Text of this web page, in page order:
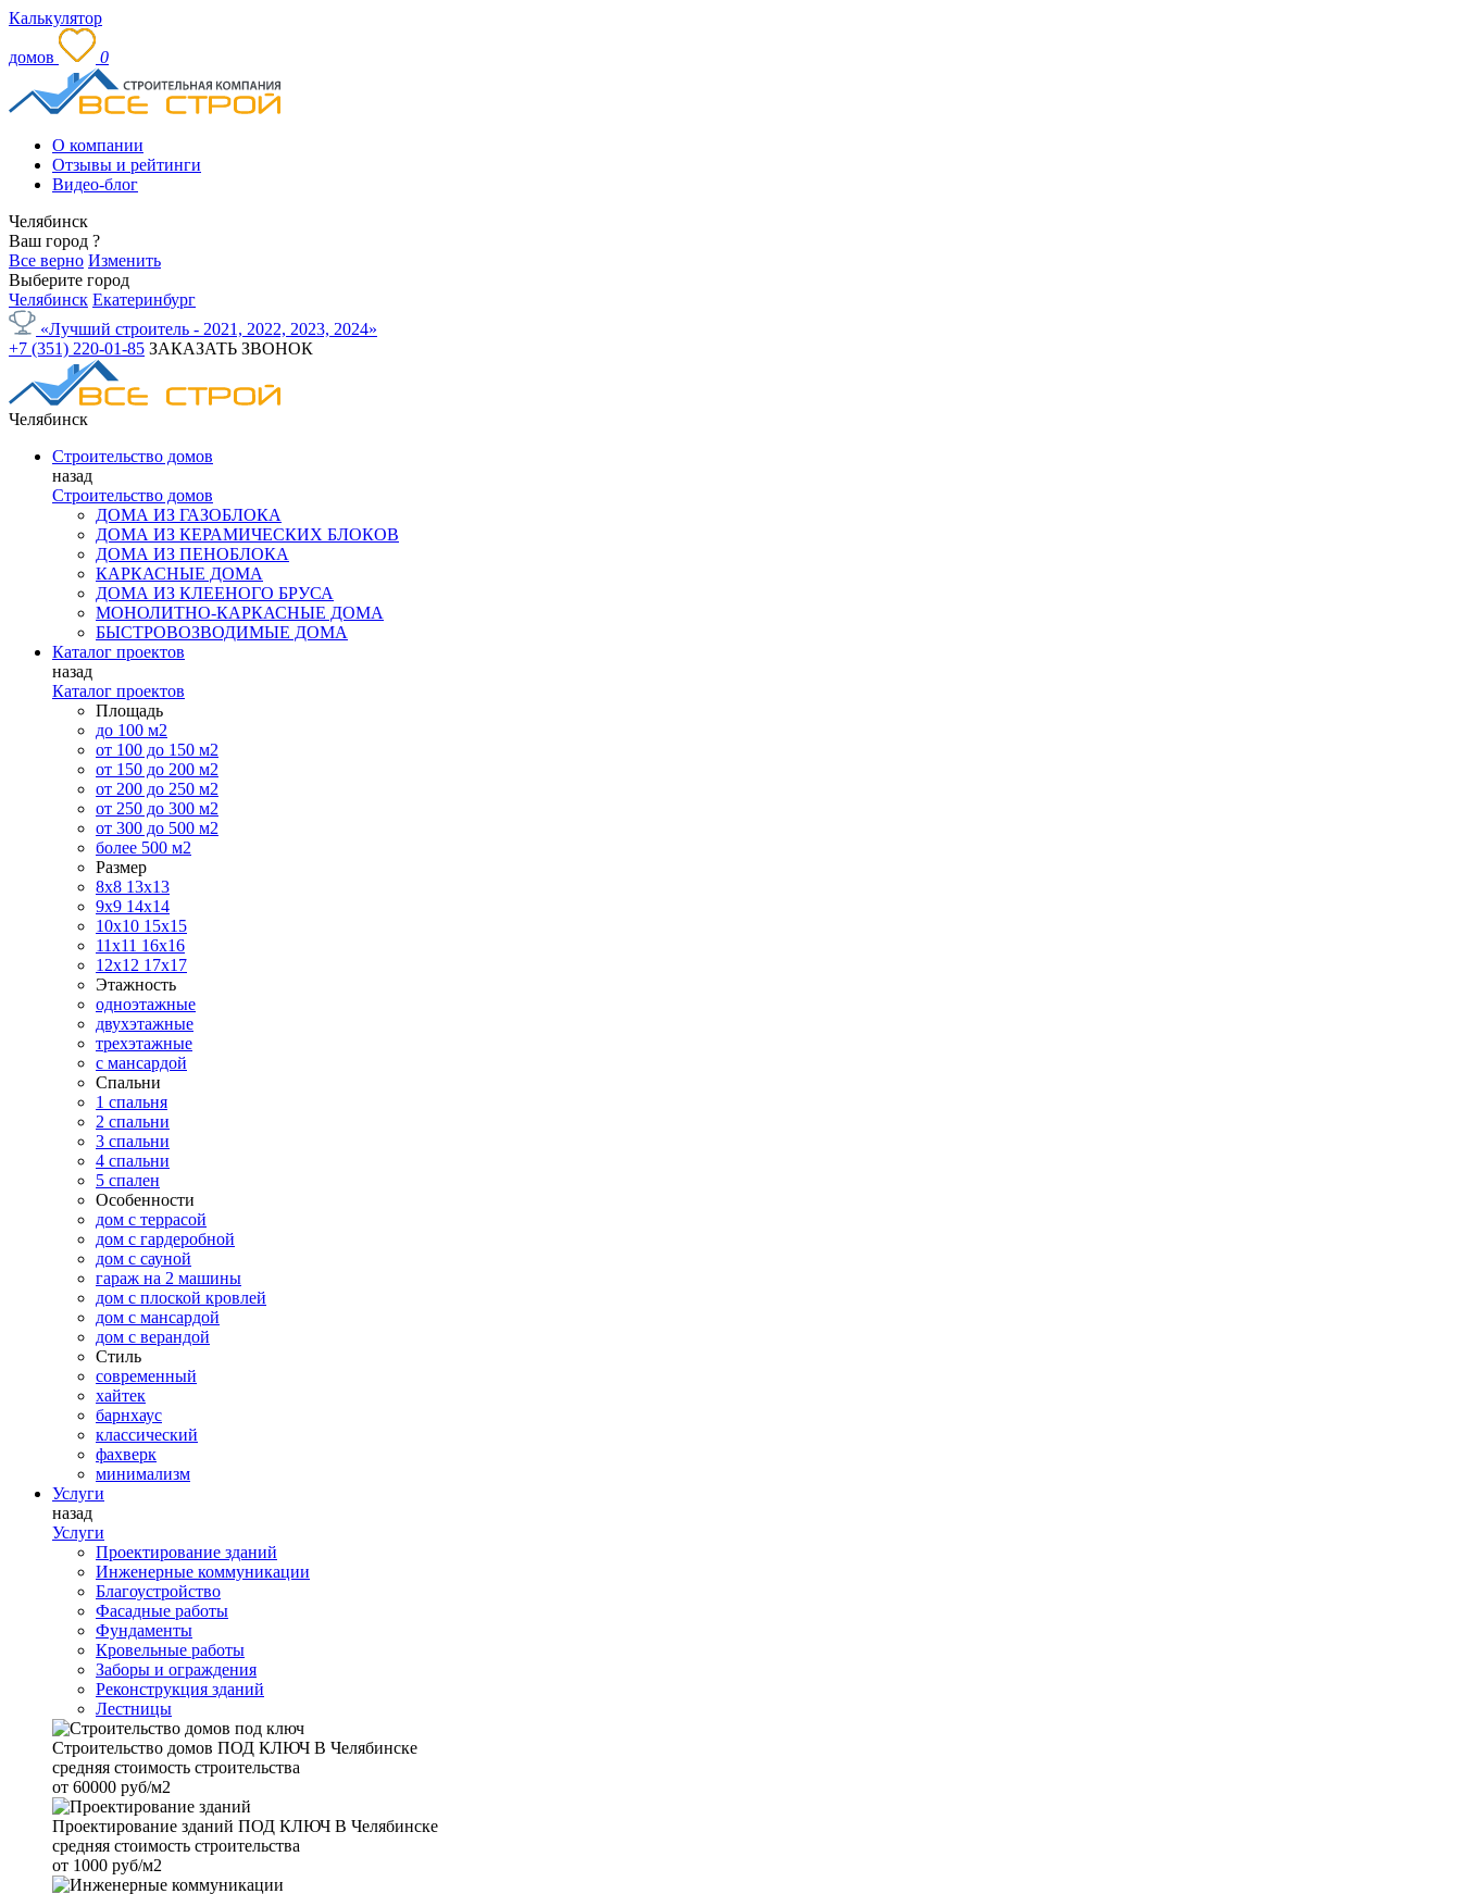
Калькулятор
домов 0
О компании
Отзывы и рейтинги
Видео-блог
Челябинск
Ваш город ?
Все верно Изменить
Выберите город
Челябинск Екатеринбург
«Лучший строитель - 2021, 2022, 2023, 2024»
+7 (351) 220-01-85 ЗАКАЗАТЬ ЗВОНОК
Челябинск
Строительство домов
назад
Строительство домов
ДОМА ИЗ ГАЗОБЛОКА
ДОМА ИЗ КЕРАМИЧЕСКИХ БЛОКОВ
ДОМА ИЗ ПЕНОБЛОКА
КАРКАСНЫЕ ДОМА
ДОМА ИЗ КЛЕЕНОГО БРУСА
МОНОЛИТНО-КАРКАСНЫЕ ДОМА
БЫСТРОВОЗВОДИМЫЕ ДОМА
Каталог проектов
назад
Каталог проектов
Площадь
до 100 м2
от 100 до 150 м2
от 150 до 200 м2
от 200 до 250 м2
от 250 до 300 м2
от 300 до 500 м2
более 500 м2
Размер
8х8 13х13
9х9 14х14
10х10 15х15
11x11 16х16
12х12 17х17
Этажность
одноэтажные
двухэтажные
трехэтажные
с мансардой
Спальни
1 спальня
2 спальни
3 спальни
4 спальни
5 спален
Особенности
дом с террасой
дом с гардеробной
дом с сауной
гараж на 2 машины
дом с плоской кровлей
дом с мансардой
дом с верандой
Стиль
современный
хайтек
барнхаус
классический
фахверк
минимализм
Услуги
назад
Услуги
Проектирование зданий
Инженерные коммуникации
Благоустройство
Фасадные работы
Фундаменты
Кровельные работы
Заборы и ограждения
Реконструкция зданий
Лестницы
Строительство домов ПОД КЛЮЧ В Челябинске
средняя стоимость строительства
от 60000 руб/м2
Проектирование зданий ПОД КЛЮЧ В Челябинске
средняя стоимость строительства
от 1000 руб/м2